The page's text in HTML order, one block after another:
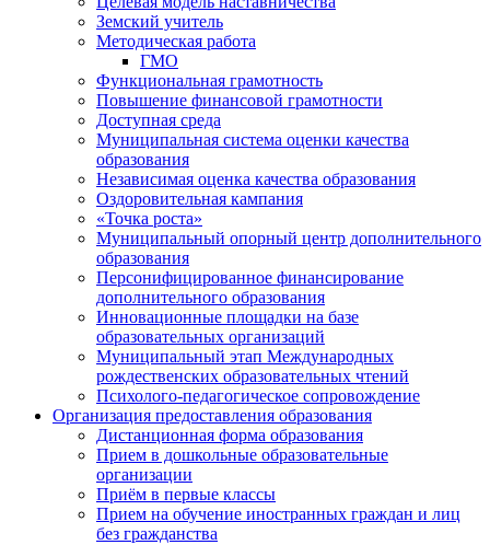
Земский учитель
Методическая работа
ГМО
Функциональная грамотность
Повышение финансовой грамотности
Доступная среда
Муниципальная система оценки качества
образования
Независимая оценка качества образования
Оздоровительная кампания
«Точка роста»
Муниципальный опорный центр дополнительного
образования
Персонифицированное финансирование
дополнительного образования
Инновационные площадки на базе
образовательных организаций
Муниципальный этап Международных
рождественских образовательных чтений
Психолого-педагогическое сопровождение
Организация предоставления образования
Дистанционная форма образования
Прием в дошкольные образовательные
организации
Приём в первые классы
Прием на обучение иностранных граждан и лиц
без гражданства